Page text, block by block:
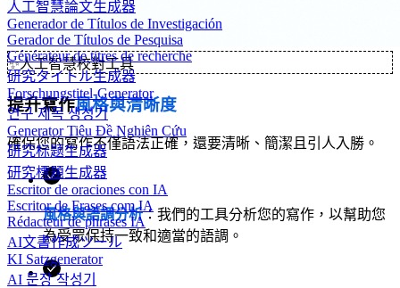
人工智慧論文生成器
Generador de Títulos de Investigación
Gerador de Títulos de Pesquisa
Générateur de titres de recherche
研究タイトル生成器
Forschungstitel-Generator
연구 제목 생성기
Generator Tiêu Đề Nghiên Cứu
研究标题生成器
研究標題生成器
Escritor de oraciones con IA
Escritor de Frases com IA
Rédacteur de phrases IA
AI文書作成ツール
KI Satzgenerator
AI 문장 작성기
✨人工智慧校對工具
提升寫作風格與清晰度
確保您的寫作不僅語法正確，還要清晰、簡潔且引人入勝。
風格與語調分析：我們的工具分析您的寫作，以幫助您
為受眾保持一致和適當的語調。